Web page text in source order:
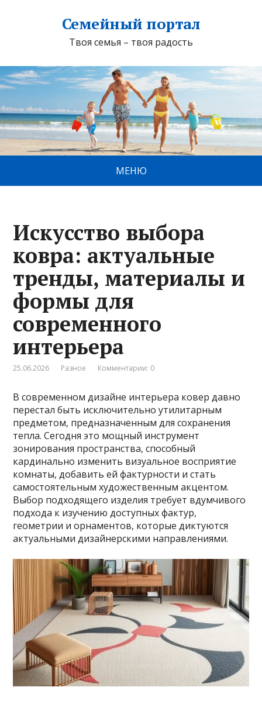
Семейный портал
Твоя семья – твоя радость
МЕНЮ
Искусство выбора
ковра: актуальные
тренды, материалы и
формы для
современного
интерьера
25.06.2026 Разное Комментарии: 0
В современном дизайне интерьера ковер давно
перестал быть исключительно утилитарным
предметом, предназначенным для сохранения
тепла. Сегодня это мощный инструмент
зонирования пространства, способный
кардинально изменить визуальное восприятие
комнаты, добавить ей фактурности и стать
самостоятельным художественным акцентом.
Выбор подходящего изделия требует вдумчивого
подхода к изучению доступных фактур,
геометрии и орнаментов, которые диктуются
актуальными дизайнерскими направлениями.